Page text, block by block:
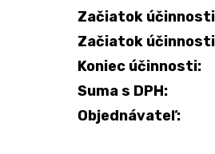
Začiatok
Začiatok
Koniec účinnosti:
Suma s DPH:
Objednávateľ: